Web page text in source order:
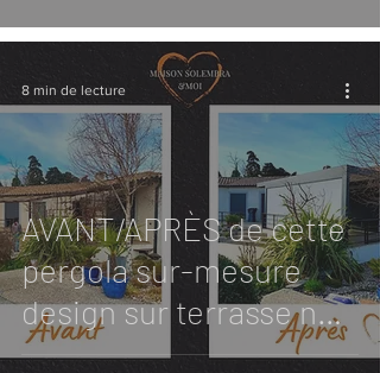
AVANT/APRÈS de cette
pergola sur-mesure
design sur terrasse non
rectangulaire, à
8 min de lecture